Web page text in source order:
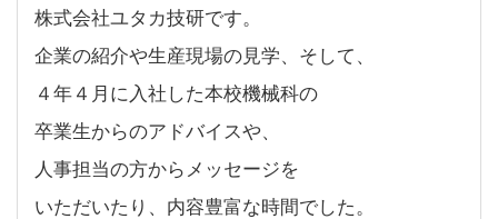
株式会社ユタカ技研です。
企業の紹介や生産現場の見学、そして、
４年４月に入社した本校機械科の
卒業生からのアドバイスや、
人事担当の方からメッセージを
いただいたり、内容豊富な時間でした。